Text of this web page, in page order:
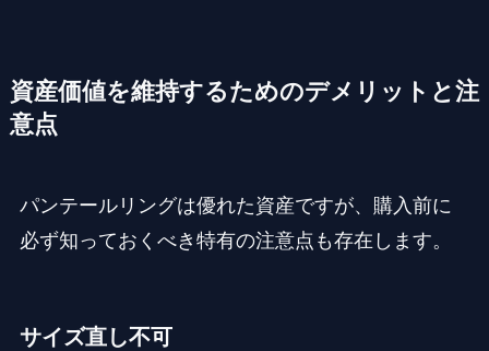
資産価値を維持するためのデメリットと注
意点
パンテールリングは優れた資産ですが、購入前に
必ず知っておくべき特有の注意点も存在します。
サイズ直し不可